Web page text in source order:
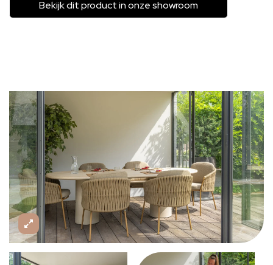
Bekijk dit product in onze showroom